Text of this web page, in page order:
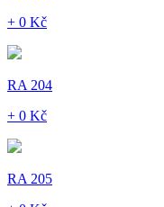
+ 0 Kč
RA 204
+ 0 Kč
RA 205